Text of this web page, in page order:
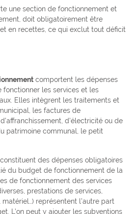
une section de fonctionnement et
doit obligatoirement être
en recettes, ce qui exclut tout déficit
comportent les dépenses
les services et les
Elles intègrent les traitements et
les factures de
d’électricité ou de
patrimoine communal, le petit
des dépenses obligatoires
du budget de fonctionnement de la
de fonctionnement des services
prestations de services,
représentent l’autre part
L’on peut y ajouter les subventions